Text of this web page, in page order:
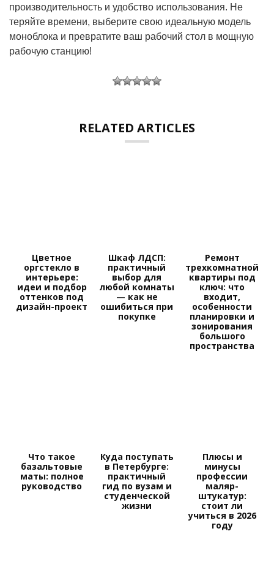
производительность и удобство использования. Не
теряйте времени, выберите свою идеальную модель
моноблока и превратите ваш рабочий стол в мощную
рабочую станцию!
RELATED ARTICLES
Цветное
оргстекло в
интерьере:
идеи и подбор
оттенков под
дизайн-проект
Шкаф ЛДСП:
практичный
выбор для
любой комнаты
— как не
ошибиться при
покупке
Ремонт
трехкомнатной
квартиры под
ключ: что
входит,
особенности
планировки и
зонирования
большого
пространства
Что такое
базальтовые
маты: полное
руководство
Куда поступать
в Петербурге:
практичный
гид по вузам и
студенческой
жизни
Плюсы и
минусы
профессии
маляр-
штукатур:
стоит ли
учиться в 2026
году